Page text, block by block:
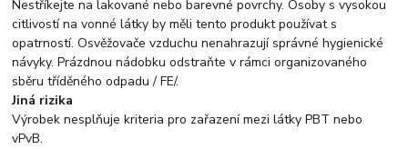
Nestříkejte na lakované nebo barevné povrchy. Osoby s vysokou
citlivostí na vonné látky by měli tento produkt používat s
opatrností. Osvěžovače vzduchu nenahrazují správné hygienické
návyky. Prázdnou nádobku odstraňte v rámci organizovaného
sběru tříděného odpadu / FE/.
Jiná rizika
Výrobek nesplňuje kriteria pro zařazení mezi látky PBT nebo
vPvB.